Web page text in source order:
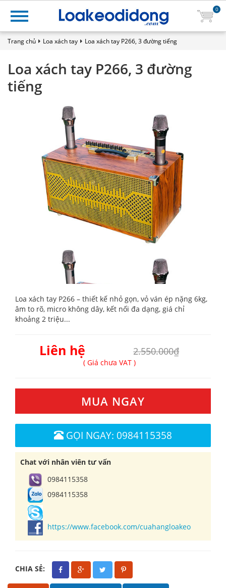
0
Trang chủ Loa xách tay Loa xách tay P266, 3 đường tiếng
Loa xách tay P266, 3 đường
tiếng
Loa xách tay P266 – thiết kế nhỏ gọn, vỏ ván ép nặng 6kg,
âm to rõ, micro không dây, kết nối đa dạng, giá chỉ
khoảng 2 triệu...
Liên hệ 2.550.000₫
( Giá chưa VAT )
MUA NGAY
GỌI NGAY: 0984115358
Chat với nhân viên tư vấn
0984115358
0984115358
https://www.facebook.com/cuahangloakeo
CHIA SẺ: